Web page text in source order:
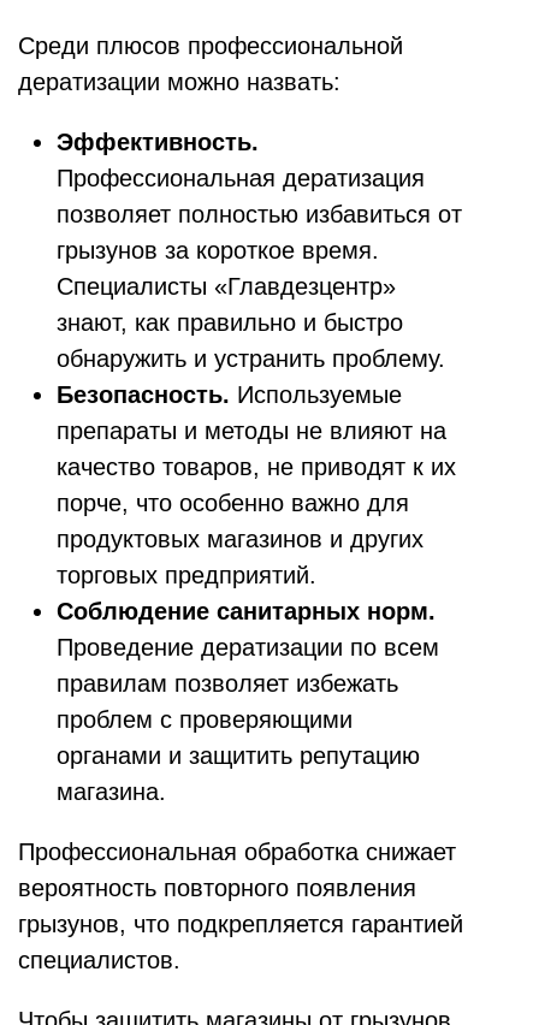
Среди плюсов профессиональной
дератизации можно назвать:
Эффективность.
Профессиональная дератизация
позволяет полностью избавиться от
грызунов за короткое время.
Специалисты «Главдезцентр»
знают, как правильно и быстро
обнаружить и устранить проблему.
Безопасность. Используемые
препараты и методы не влияют на
качество товаров, не приводят к их
порче, что особенно важно для
продуктовых магазинов и других
торговых предприятий.
Соблюдение санитарных норм.
Проведение дератизации по всем
правилам позволяет избежать
проблем с проверяющими
органами и защитить репутацию
магазина.
Профессиональная обработка снижает
вероятность повторного появления
грызунов, что подкрепляется гарантией
специалистов.